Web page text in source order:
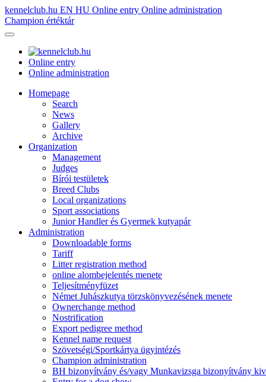
kennelclub.hu EN HU Online entry Online administration
Champion értéktár
Online entry
Online administration
Homepage
Search
News
Gallery
Archive
Organization
Management
Judges
Bírói testületek
Breed Clubs
Local organizations
Sport associations
Junior Handler és Gyermek kutyapár
Administration
Downloadable forms
Tariff
Litter registration method
online alombejelentés menete
Teljesítményfüzet
Német Juhászkutya törzskönyvezésének menete
Ownerchange method
Nostrification
Export pedigree method
Kennel name request
Szövetségi/Sportkártya ügyintézés
Champion administration
BH bizonyítvány és/vagy Munkavizsga bizonyítvány